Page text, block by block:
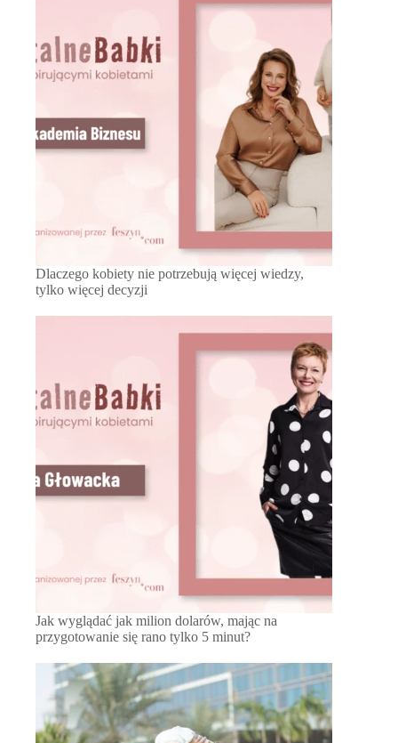
Dlaczego kobiety nie potrzebują więcej wiedzy,
tylko więcej decyzji
Jak wyglądać jak milion dolarów, mając na
przygotowanie się rano tylko 5 minut?